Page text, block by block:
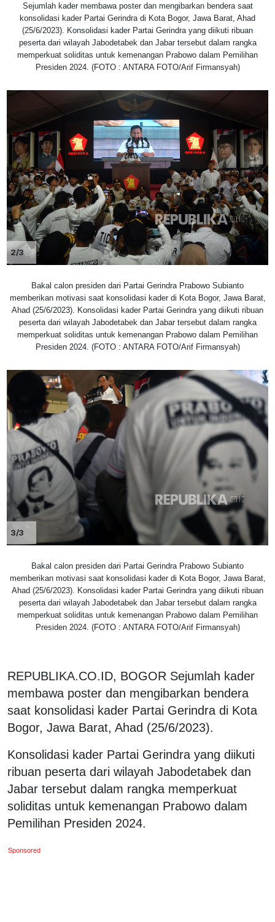
Sejumlah kader membawa poster dan mengibarkan bendera saat
konsolidasi kader Partai Gerindra di Kota Bogor, Jawa Barat, Ahad
(25/6/2023). Konsolidasi kader Partai Gerindra yang diikuti ribuan
peserta dari wilayah Jabodetabek dan Jabar tersebut dalam rangka
memperkuat soliditas untuk kemenangan Prabowo dalam Pemilihan
Presiden 2024. (FOTO : ANTARA FOTO/Arif Firmansyah)
2/3
Bakal calon presiden dari Partai Gerindra Prabowo Subianto
memberikan motivasi saat konsolidasi kader di Kota Bogor, Jawa Barat,
Ahad (25/6/2023). Konsolidasi kader Partai Gerindra yang diikuti ribuan
peserta dari wilayah Jabodetabek dan Jabar tersebut dalam rangka
memperkuat soliditas untuk kemenangan Prabowo dalam Pemilihan
Presiden 2024. (FOTO : ANTARA FOTO/Arif Firmansyah)
3/3
Bakal calon presiden dari Partai Gerindra Prabowo Subianto
memberikan motivasi saat konsolidasi kader di Kota Bogor, Jawa Barat,
Ahad (25/6/2023). Konsolidasi kader Partai Gerindra yang diikuti ribuan
peserta dari wilayah Jabodetabek dan Jabar tersebut dalam rangka
memperkuat soliditas untuk kemenangan Prabowo dalam Pemilihan
Presiden 2024. (FOTO : ANTARA FOTO/Arif Firmansyah)
REPUBLIKA.CO.ID, BOGOR Sejumlah kader
membawa poster dan mengibarkan bendera
saat konsolidasi kader Partai Gerindra di Kota
Bogor, Jawa Barat, Ahad (25/6/2023).
Konsolidasi kader Partai Gerindra yang diikuti
ribuan peserta dari wilayah Jabodetabek dan
Jabar tersebut dalam rangka memperkuat
soliditas untuk kemenangan Prabowo dalam
Pemilihan Presiden 2024.
Sponsored